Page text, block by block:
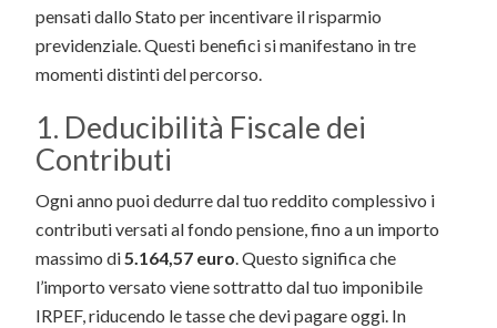
pensati dallo Stato per incentivare il risparmio
previdenziale. Questi benefici si manifestano in tre
momenti distinti del percorso.
1. Deducibilità Fiscale dei
Contributi
Ogni anno puoi dedurre dal tuo reddito complessivo i
contributi versati al fondo pensione, fino a un importo
massimo di5.164,57 euro. Questo significa che
l’importo versato viene sottratto dal tuo imponibile
IRPEF, riducendo le tasse che devi pagare oggi. In